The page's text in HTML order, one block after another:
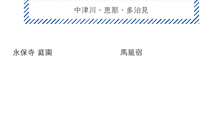
中津川・恵那・多治見
永保寺 庭園 馬籠宿